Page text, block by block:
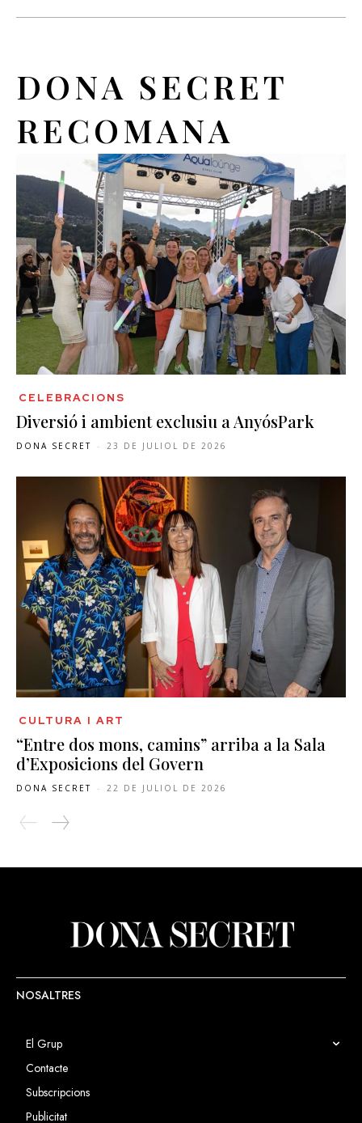
DONA SECRET
RECOMANA
CELEBRACIONS
Diversió i ambient exclusiu a AnyósPark
DONA SECRET - 23 DE JULIOL DE 2026
CULTURA I ART
“Entre dos mons, camins” arriba a la Sala
d’Exposicions del Govern
DONA SECRET - 22 DE JULIOL DE 2026
NOSALTRES
El Grup
Contacte
Subscripcions
Publicitat